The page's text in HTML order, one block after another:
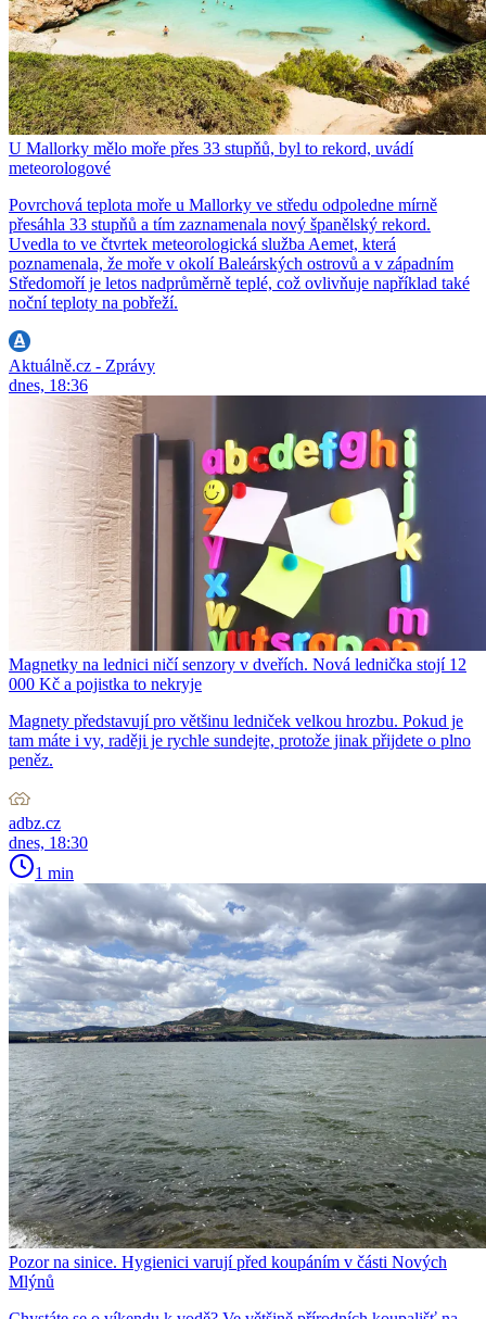
U Mallorky mělo moře přes 33 stupňů, byl to rekord, uvádí
meteorologové
Povrchová teplota moře u Mallorky ve středu odpoledne mírně
přesáhla 33 stupňů a tím zaznamenala nový španělský rekord.
Uvedla to ve čtvrtek meteorologická služba Aemet, která
poznamenala, že moře v okolí Baleárských ostrovů a v západním
Středomoří je letos nadprůměrně teplé, což ovlivňuje například také
noční teploty na pobřeží.
Aktuálně.cz - Zprávy
dnes, 18:36
Magnetky na lednici ničí senzory v dveřích. Nová lednička stojí 12
000 Kč a pojistka to nekryje
Magnety představují pro většinu ledniček velkou hrozbu. Pokud je
tam máte i vy, raději je rychle sundejte, protože jinak přijdete o plno
peněz.
adbz.cz
dnes, 18:30
1 min
Pozor na sinice. Hygienici varují před koupáním v části Nových
Mlýnů